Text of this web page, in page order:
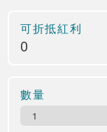
可折抵紅利
0
數量